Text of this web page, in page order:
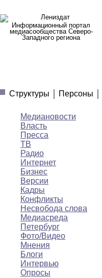
Информационный портал
медиасообщества Северо-
Западного региона
Структуры
Персоны
Медиановости
Власть
Пресса
ТВ
Радио
Интернет
Бизнес
Версии
Кадры
Конфликты
Несвобода слова
Медиасреда
Петербург
Фото/Видео
Мнения
Блоги
Интервью
Опросы